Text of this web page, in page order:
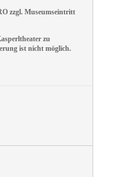
zzgl. Museumseintritt
zu
ist nicht möglich.